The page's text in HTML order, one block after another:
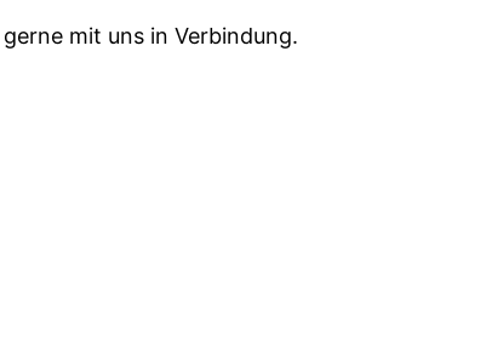
mit uns in Verbindung.